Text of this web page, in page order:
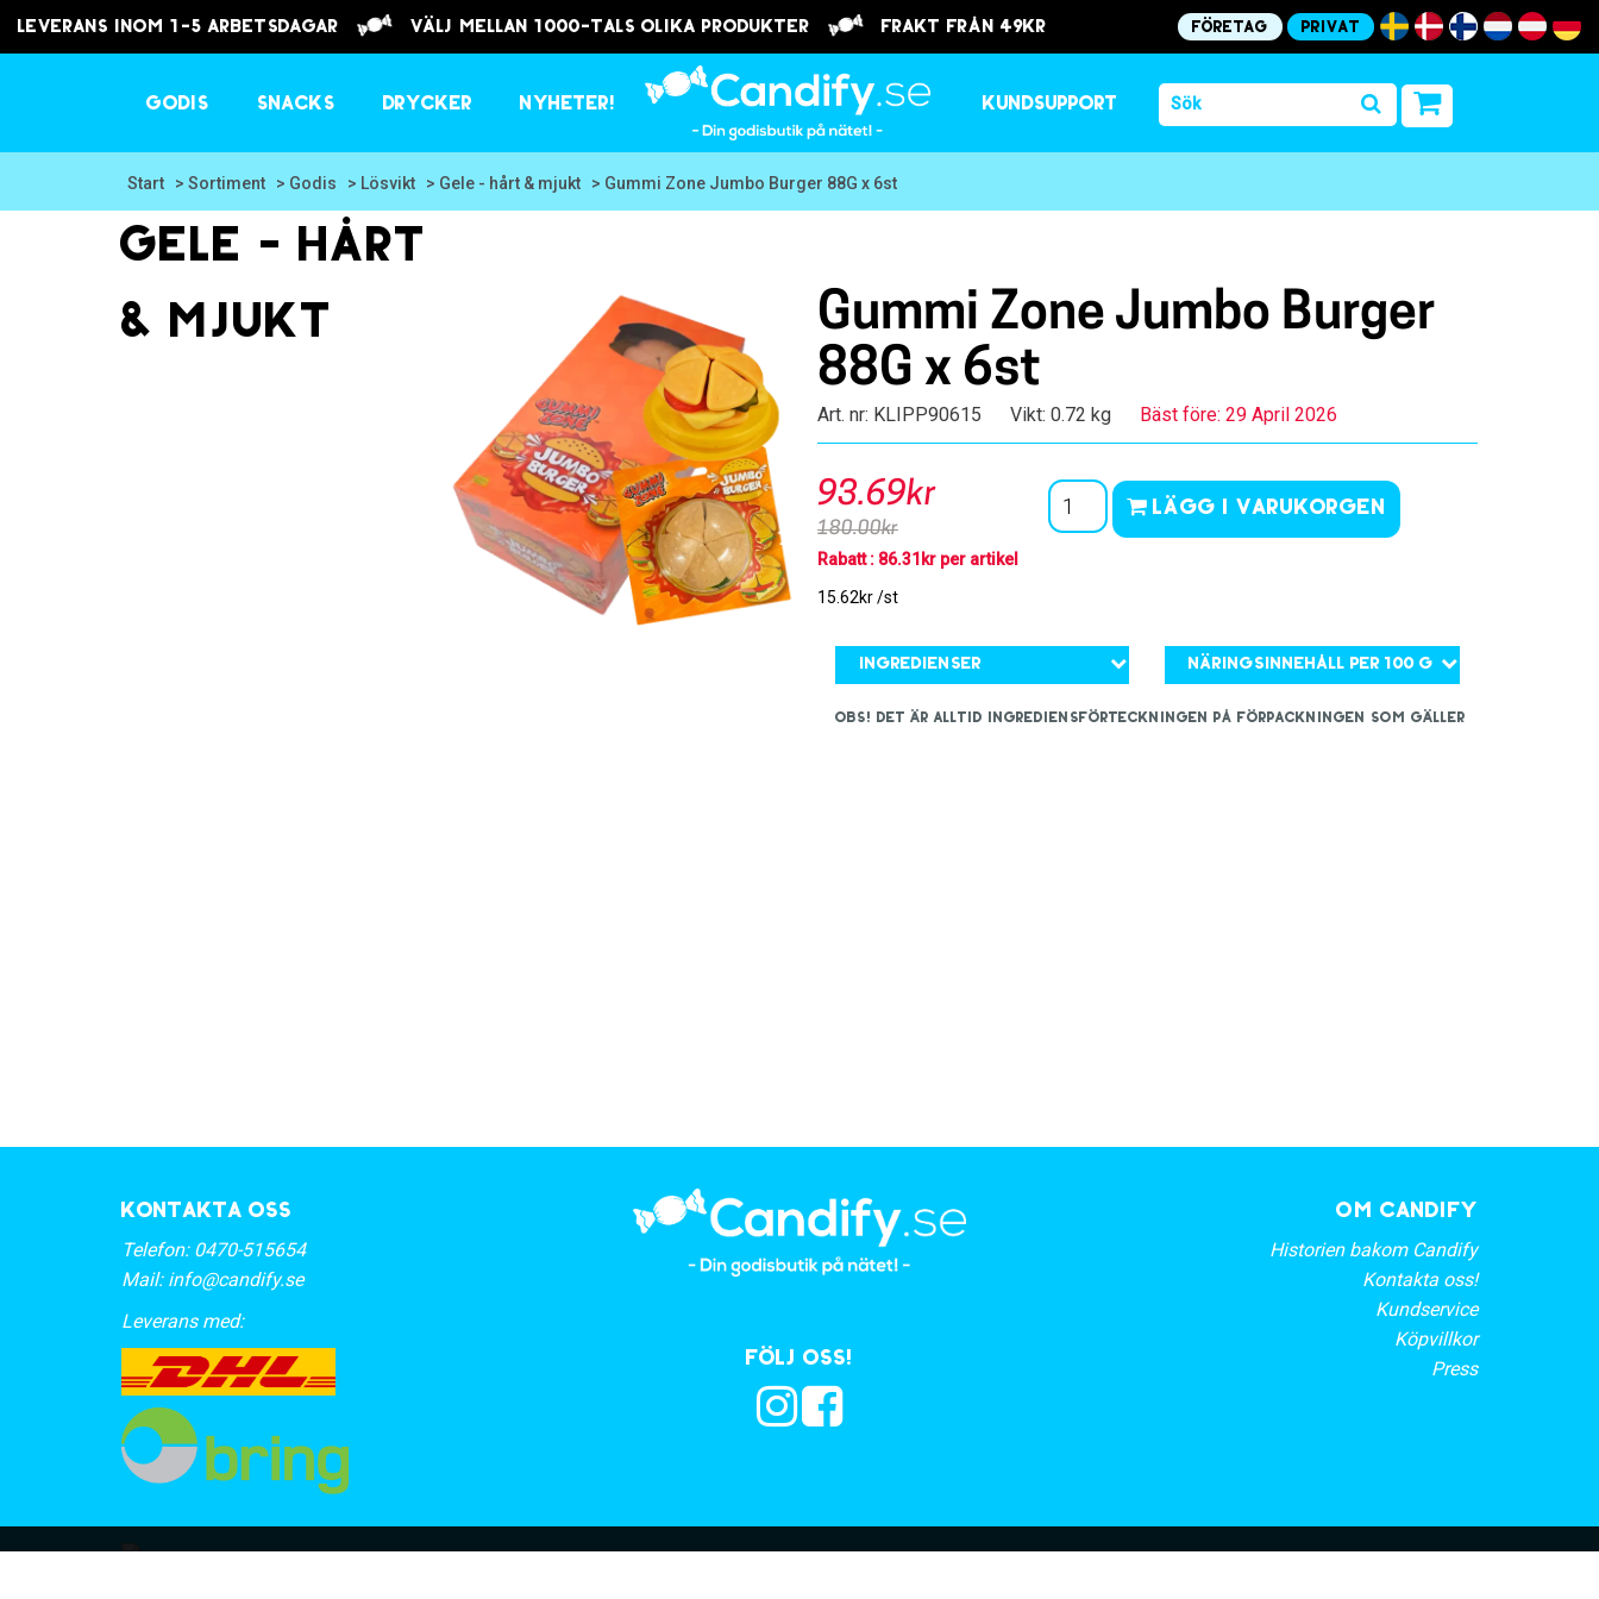
Leverans inom 1-5 arbetsdagar välj mellan 1000-tals olika produkter frakt från 49kr Företag Privat
Godis Snacks Drycker Nyheter! Kundsupport
Start > Sortiment > Godis > Lösvikt > Gele - hårt & mjukt > Gummi Zone Jumbo Burger 88G x 6st
Gele - hårt
& mjukt
Gummi Zone Jumbo Burger
88G x 6st
Art. nr: KLIPP90615 Vikt: 0.72 kg Bäst före: 29 April 2026
93.69kr
180.00kr
Rabatt : 86.31kr per artikel
15.62kr /st
Lägg i varukorgen
Ingredienser Näringsinnehåll per 100 g
OBS! Det är alltid ingrediensförteckningen på förpackningen som gäller
Kontakta oss
Telefon: 0470-515654
Mail: info@candify.se
Leverans med:
Följ oss!
OM CANDIFY
Historien bakom Candify
Kontakta oss!
Kundservice
Köpvillkor
Press